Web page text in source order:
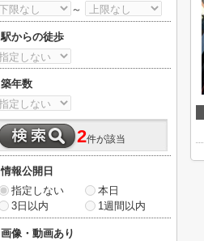
～
駅からの徒歩
築年数
2件が該当
情報公開日
指定しない
本日
3日以内
1週間以内
画像・動画あり